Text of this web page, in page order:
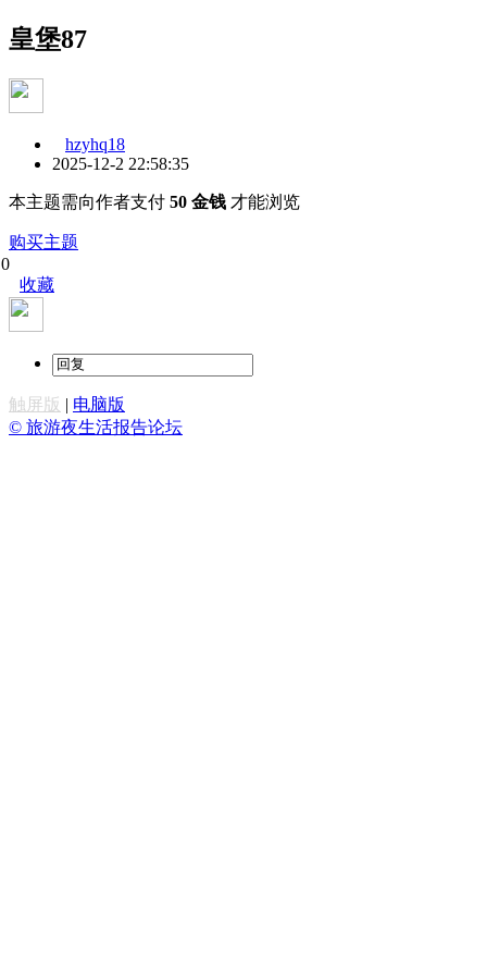
皇堡87
hzyhq18
2025-12-2 22:58:35
本主题需向作者支付 50 金钱 才能浏览
购买主题
0
收藏
触屏版 | 电脑版
© 旅游夜生活报告论坛